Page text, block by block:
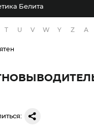
Белита
T U V W Y Z А